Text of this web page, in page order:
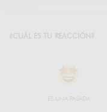
¿CUÁL ES TU REACCIÓN?
ES UNA PASADA